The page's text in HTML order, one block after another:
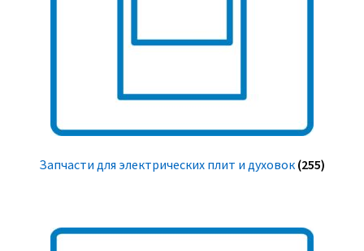
Запчасти для электрических плит и духовок (255)